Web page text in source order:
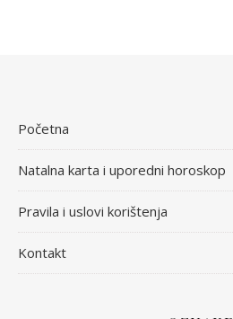
Početna
Natalna karta i uporedni horoskop
Pravila i uslovi korištenja
Kontakt